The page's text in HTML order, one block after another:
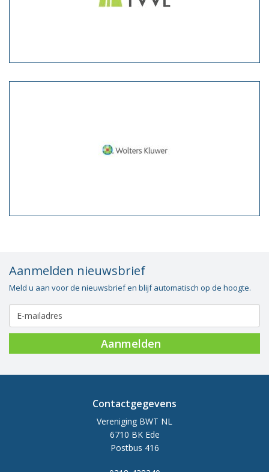
Aanmelden nieuwsbrief
Meld u aan voor de nieuwsbrief en blijf automatisch op de hoogte.
Aanmelden
Contactgegevens
Vereniging BWT NL
6710 BK Ede
Postbus 416